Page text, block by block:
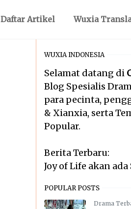
Daftar Artikel Wuxia
WUXIA INDONESIA
Selamat datang di
Blog Spesialis
para pecinta,
& Xianxia, serta
Popular.
Berita Terbaru:
Joy of Life akan ada
POPULAR POSTS
Drama